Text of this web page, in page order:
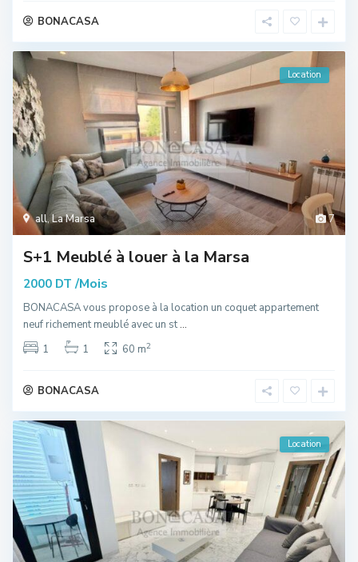
BONACASA
7
all,La Marsa
Location
S+1 Meublé à louer à la Marsa
2000 DT /Mois
BONACASA vous propose à la location un coquet appartement
neuf richement meublé avec un st...
1
1 60 m2
BONACASA
Location